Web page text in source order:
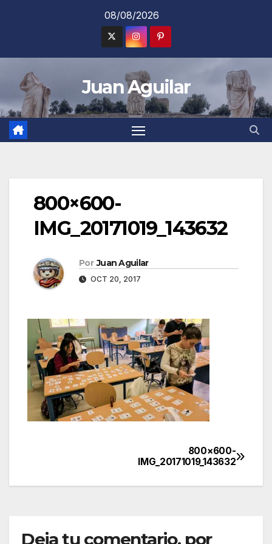
08/08/2026
Juan Aguilar
800×600-
IMG_20171019_143632
Por Juan Aguilar
OCT 20, 2017
de
800×600-
IMG_20171019_143632
Deja tu comentario, por